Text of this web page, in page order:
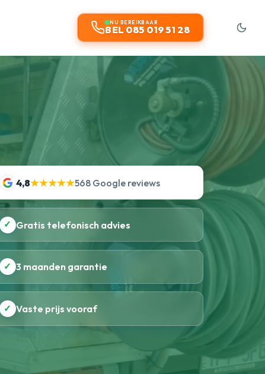
NU BEREIKBAAR
BEL 085 019 51 28
4,8★★★★★568 Google reviews
✓ Gratis telefonisch advies
✓ 3 maanden garantie
✓ Vaste prijs vooraf